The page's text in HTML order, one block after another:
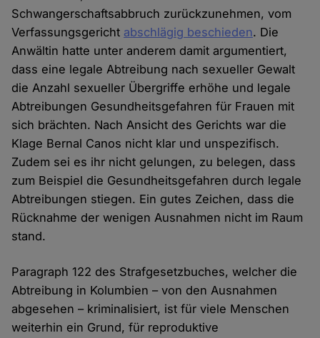
Schwangerschaftsabbruch zurückzunehmen, vom
Verfassungsgericht abschlägig beschieden. Die
Anwältin hatte unter anderem damit argumentiert,
dass eine legale Abtreibung nach sexueller Gewalt
die Anzahl sexueller Übergriffe erhöhe und legale
Abtreibungen Gesundheitsgefahren für Frauen mit
sich brächten. Nach Ansicht des Gerichts war die
Klage Bernal Canos nicht klar und unspezifisch.
Zudem sei es ihr nicht gelungen, zu belegen, dass
zum Beispiel die Gesundheitsgefahren durch legale
Abtreibungen stiegen. Ein gutes Zeichen, dass die
Rücknahme der wenigen Ausnahmen nicht im Raum
stand.
Paragraph 122 des Strafgesetzbuches, welcher die
Abtreibung in Kolumbien – von den Ausnahmen
abgesehen – kriminalisiert, ist für viele Menschen
weiterhin ein Grund, für reproduktive